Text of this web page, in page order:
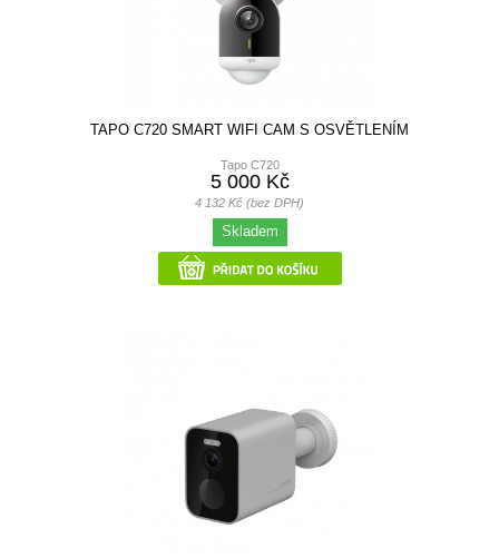
TAPO C720 SMART WIFI CAM S OSVĚTLENÍM
Tapo C720
5 000 Kč
4 132 Kč (bez DPH)
Skladem